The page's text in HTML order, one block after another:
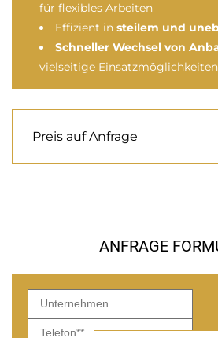
für flexibles Arbeiten
Effizient in steilem und
Schneller Wechsel von
vielseitige Einsatzmöglichkeiten
Preis auf Anfrage
ANFRAGE